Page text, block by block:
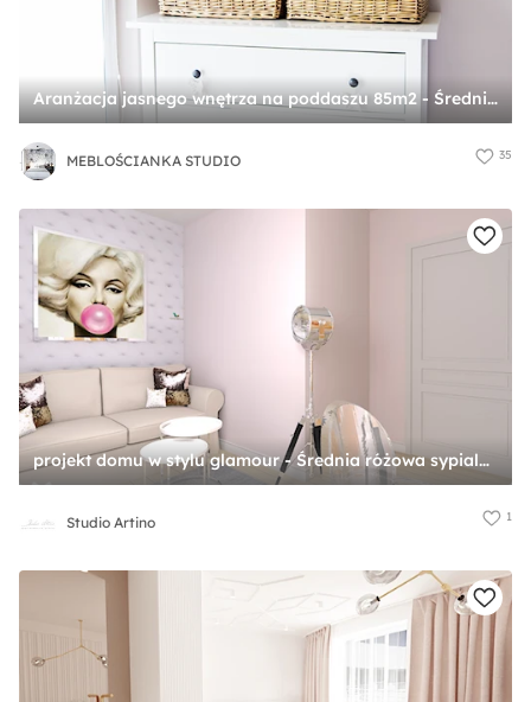
Aranżacja jasnego wnętrza na poddaszu 85m2 - Średnia różowa sypialnia - zdjęcie od MEBLOŚCIANKA STUDIO
MEBLOŚCIANKA STUDIO 35
projekt domu w stylu glamour - Średnia różowa sypialnia, styl glamour - zdjęcie od Studio Artino
Studio Artino 1